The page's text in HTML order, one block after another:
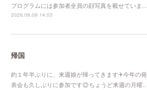
プログラムには参加者全員の顔写真を載せていま…
2026.06.09 14:03
帰国
約１年半ぶりに、来週娘が帰ってきます✈今年の発
表会も久しぶりに参加です😊ちょうど来週の月曜…